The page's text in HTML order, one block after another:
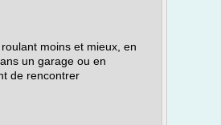
moins et mieux, en
un garage ou en
de rencontrer